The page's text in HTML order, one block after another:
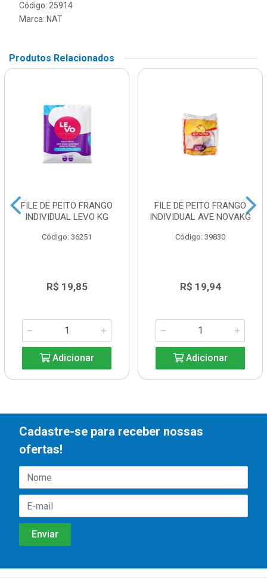
Código: 25914
Marca: NAT
Produtos Relacionados
FILE DE PEITO FRANGO
INDIVIDUAL LEVO KG
Código: 36251
R$ 19,85
Adicionar
FILE DE PEITO FRANGO
INDIVIDUAL AVE NOVAKG
Código: 39830
R$ 19,94
Adicionar
Cadastre-se para receber nossas
ofertas!